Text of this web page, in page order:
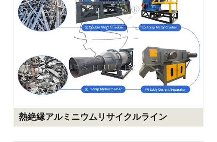
熱絶縁アルミニウムリサイクルライン